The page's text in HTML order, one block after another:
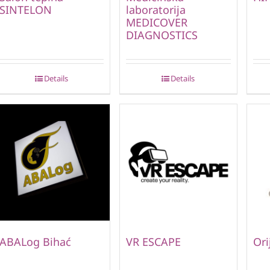
SINTELON
Details
laboratorija
MEDICOVER
DIAGNOSTICS
Details
ABALog Bihać VR ESCAPE